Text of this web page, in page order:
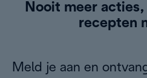
Nooit meer
recepten
Meld je aan en